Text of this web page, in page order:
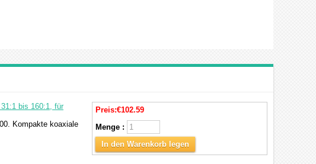
bis 160:1, für
Kompakte koaxiale
Preis:€102.59
Menge :
In den Warenkorb legen